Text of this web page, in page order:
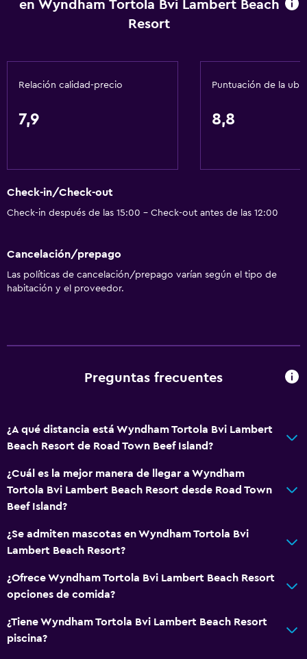
en Wyndham Tortola Bvi Lambert Beach
Resort
Relación calidad-precio
7,9
Puntuación de la
8,8
Check-in/Check-out
Check-in después de las 15:00 - Check-out antes de las 12:00
Cancelación/prepago
Las políticas de cancelación/prepago varían según el tipo de
habitación y el proveedor.
Preguntas frecuentes
¿A qué distancia está Wyndham Tortola Bvi Lambert
Beach Resort de Road Town Beef Island?
¿Cuál es la mejor manera de llegar a Wyndham
Tortola Bvi Lambert Beach Resort desde Road Town
Beef Island?
¿Se admiten mascotas en Wyndham Tortola Bvi
Lambert Beach Resort?
¿Ofrece Wyndham Tortola Bvi Lambert Beach Resort
opciones de comida?
¿Tiene Wyndham Tortola Bvi Lambert Beach Resort
piscina?